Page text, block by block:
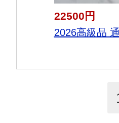
22500円
2026高級品